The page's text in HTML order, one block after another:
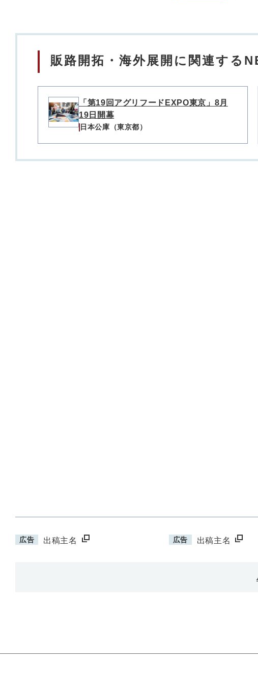
販路開拓・海外展開に関連する
「第19回アグリフードEXPO東京」8月
19日開幕
日本公庫（東京都）
広告 出稿主名 広告 出稿主名